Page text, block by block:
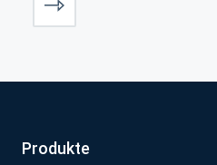
Produkte